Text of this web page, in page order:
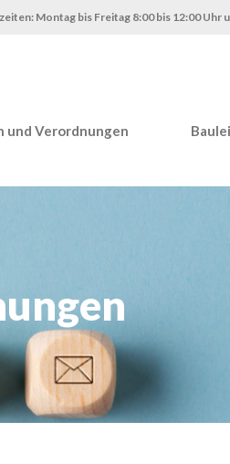
Montag bis Freitag 8:00 bis 12:00 Uhr
und Verordnungen